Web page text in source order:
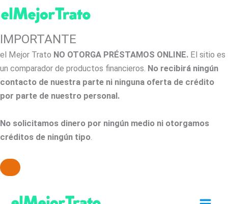
IMPORTANTE
el Mejor Trato NO OTORGA PRÉSTAMOS ONLINE. El sitio es
un comparador de productos financieros. No recibirá ningún
contacto de nuestra parte ni ninguna oferta de crédito
por parte de nuestro personal.
No solicitamos dinero por ningún medio ni otorgamos
créditos de ningún tipo.